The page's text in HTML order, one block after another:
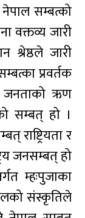
नेपाल सम्बत्को
वक्तव्य जारी
श्रेष्ठले जारी
प्रवर्तक
जनताको ऋण
सम्बत् हो ।
राष्ट्रियता र
जनसम्बत् हो
म्हःपुजाका
संस्कृतिले